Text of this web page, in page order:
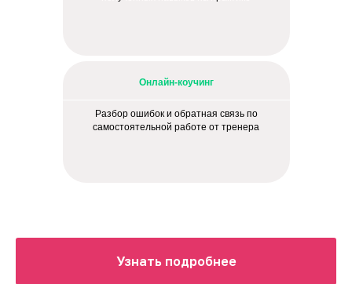
Разбор ошибок и обратная связь по
самостоятельной работе от тренера
Онлайн-коучинг
Фокус на зонах развития
навыки
стрессоустойчивости и поиска
Узнать подробнее